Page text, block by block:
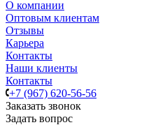
О компании
Оптовым клиентам
Отзывы
Карьера
Контакты
Наши клиенты
Контакты
+7 (967) 620-56-56
Заказать звонок
Задать вопрос